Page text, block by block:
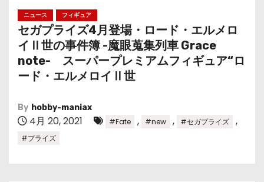
ニュース フィギュア
セガプライズ4月登場・ロード・エルメロ
イⅡ世の事件簿 -魔眼蒐集列車 Grace
note- スーパープレミアムフィギュア“ロ
ード・エルメロイⅡ世
By hobby-maniax
4月 20, 2021 #Fate , #new , #セガプライズ ,
#プライズ